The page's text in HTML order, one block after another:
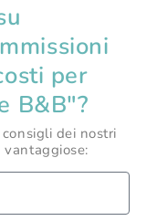
per
B&B"?
dei nostri